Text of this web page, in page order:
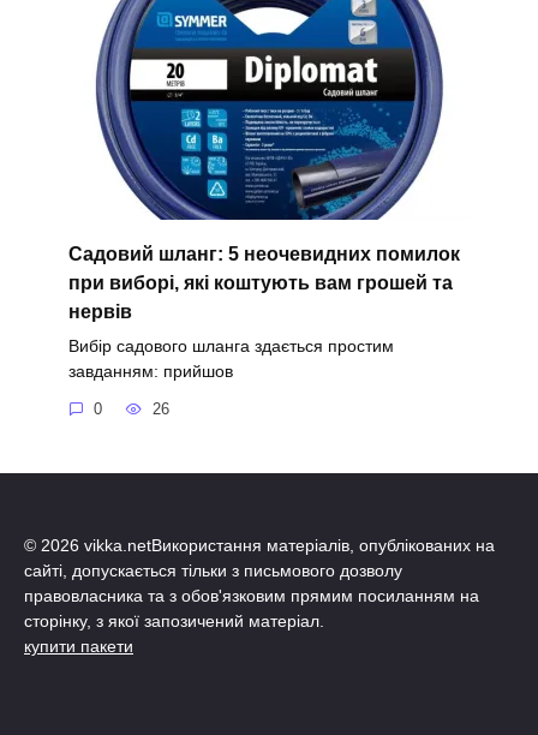
Садовий шланг: 5 неочевидних помилок
при виборі, які коштують вам грошей та
нервів
Вибір садового шланга здається простим
завданням: прийшов
0 26
© 2026 vikka.netВикористання матеріалів, опублікованих на
сайті, допускається тільки з письмового дозволу
правовласника та з обов'язковим прямим посиланням на
сторінку, з якої запозичений матеріал.
купити пакети